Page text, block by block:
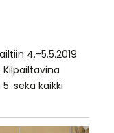
4.-5.5.2019
Kilpailtavina
sekä kaikki